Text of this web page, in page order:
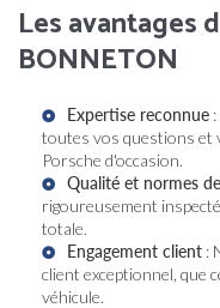
Les avantages
BONNETON
Expertise reconnue
toutes vos questions et
Porsche d'occasion.
Qualité et normes
rigoureusement
totale.
Engagement client :
client exceptionnel, que
véhicule.